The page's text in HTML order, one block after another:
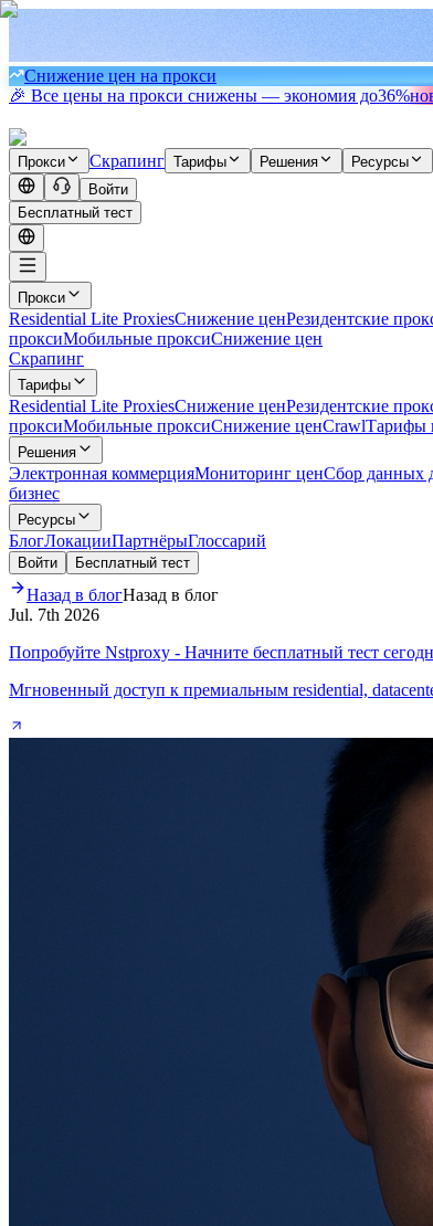
Снижение цен на прокси
🎉 Все цены на прокси снижены — экономия до36%
Прокси Скрапинг Тарифы Решения
Ресурсы
Войти
Бесплатный тест
Прокси
Residential Lite ProxiesСнижение ценРезидентские
проксиМобильные проксиСнижение цен
Скрапинг
Тарифы
Residential Lite ProxiesСнижение ценРезидентские
проксиМобильные проксиСнижение ценCrawlТарифы
Решения
Электронная коммерцияМониторинг ценСбор данных
бизнес
Ресурсы
БлогЛокацииПартнёрыГлоссарий
Войти Бесплатный тест
Назад в блогНазад в блог
Jul. 7th 2026
Попробуйте Nstproxy - Начните бесплатный тест
Мгновенный доступ к премиальным residential,